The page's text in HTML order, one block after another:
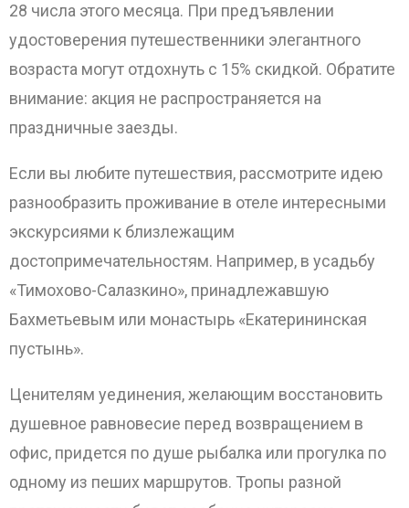
28 числа этого месяца. При предъявлении
удостоверения путешественники элегантного
возраста могут отдохнуть с 15% скидкой. Обратите
внимание: акция не распространяется на
праздничные заезды.
Если вы любите путешествия, рассмотрите идею
разнообразить проживание в отеле интересными
экскурсиями к близлежащим
достопримечательностям. Например, в усадьбу
«Тимохово-Салазкино», принадлежавшую
Бахметьевым или монастырь «Екатерининская
пустынь».
Ценителям уединения, желающим восстановить
душевное равновесие перед возвращением в
офис, придется по душе рыбалка или прогулка по
одному из пеших маршрутов. Тропы разной